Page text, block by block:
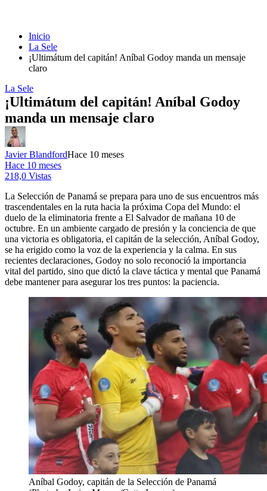
Inicio
La Sele
¡Ultimátum del capitán! Aníbal Godoy manda un mensaje
claro
La Sele
¡Ultimátum del capitán! Aníbal Godoy
manda un mensaje claro
Javier BlandfordHace 10 meses
Hace 10 meses
218,0 Vistas
La Selección de Panamá se prepara para uno de sus encuentros más
trascendentales en la ruta hacia la próxima Copa del Mundo: el
duelo de la eliminatoria frente a El Salvador de mañana 10 de
octubre. En un ambiente cargado de presión y la conciencia de que
una victoria es obligatoria, el capitán de la selección, Aníbal Godoy,
se ha erigido como la voz de la experiencia y la calma. En sus
recientes declaraciones, Godoy no solo reconoció la importancia
vital del partido, sino que dictó la clave táctica y mental que Panamá
debe mantener para asegurar los tres puntos: la paciencia.
Aníbal Godoy, capitán de la Selección de Panamá